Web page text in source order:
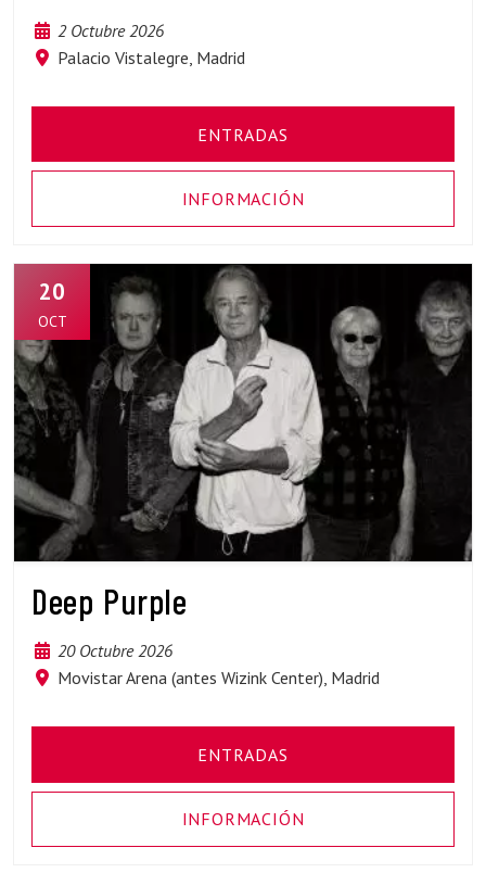
2 Octubre 2026
Palacio Vistalegre, Madrid
ENTRADAS
INFORMACIÓN
20
OCT
Deep Purple
20 Octubre 2026
Movistar Arena (antes Wizink Center), Madrid
ENTRADAS
INFORMACIÓN